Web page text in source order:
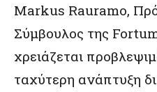
Markus Rauramo,
Σύμβουλος της
χρειάζεται
ταχύτερη ανάπτυξη